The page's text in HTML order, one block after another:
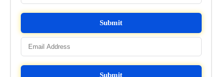
Submit
Submit